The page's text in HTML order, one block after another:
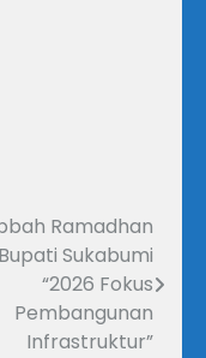
Ramadhan
Sukabumi
“2026 Fokus
Pembangunan
Infrastruktur”